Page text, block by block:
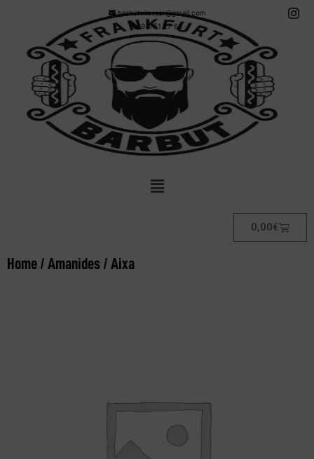
barbutvilassar@gmail.com
93751 27 68
0,00€
Home / Amanides / Aixa